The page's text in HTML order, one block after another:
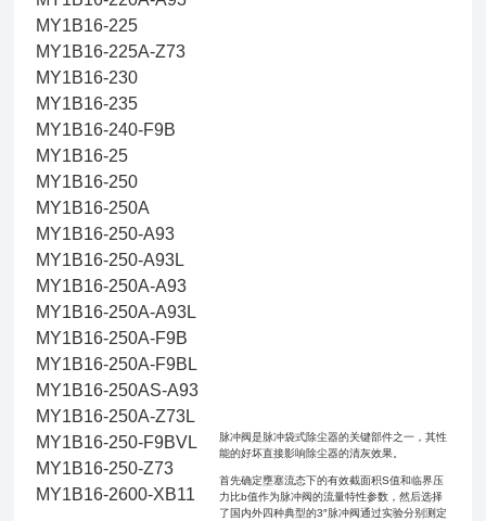
MY1B16-225
MY1B16-225A-Z73
MY1B16-230
MY1B16-235
MY1B16-240-F9B
MY1B16-25
MY1B16-250
MY1B16-250A
MY1B16-250-A93
MY1B16-250-A93L
MY1B16-250A-A93
MY1B16-250A-A93L
MY1B16-250A-F9B
MY1B16-250A-F9BL
MY1B16-250AS-A93
MY1B16-250A-Z73L
MY1B16-250-F9BVL
MY1B16-250-Z73
MY1B16-2600-XB11
脉冲阀是脉冲袋式除尘器的关键部件之一，其性
能的好坏直接影响除尘器的清灰效果。
首先确定壅塞流态下的有效截面积S值和临界压
力比b值作为脉冲阀的流量特性参数，然后选择
了国内外四种典型的3″脉冲阀通过实验分别测定